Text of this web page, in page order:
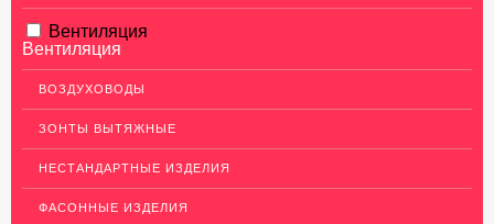
Перила из нержавеющей стали
Держатель ригеля
Заглушки
Крепления стоек
Кронштейны для поручня к стене
Вентиляция
Вентиляция
ВОЗДУХОВОДЫ
ЗОНТЫ ВЫТЯЖНЫЕ
НЕСТАНДАРТНЫЕ ИЗДЕЛИЯ
ФАСОННЫЕ ИЗДЕЛИЯ